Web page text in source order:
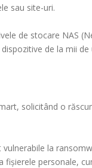
sau site-uri.
de stocare NAS
de la mii
solicitând o
la
fișierele personale,